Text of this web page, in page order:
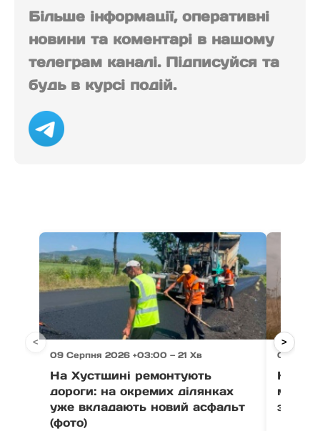
Більше інформації, оперативні
новини та коментарі в нашому
телеграм каналі. Підписуйся та
будь в курсі подій.
09 Серпня 2026 +03:00 — 21 Хв
На Хустщині ремонтують
дороги: на окремих ділянках
уже вкладають новий асфальт
(фото)
09
На
< >